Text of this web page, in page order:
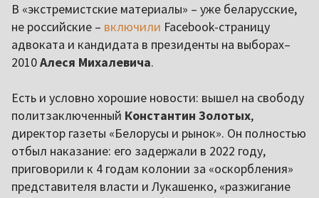
В «экстремистские материалы» – уже беларусские,
не российские – включили Facebook-страницу
адвоката и кандидата в президенты на выборах–
2010Алеся Михалевича.
Есть и условно хорошие новости: вышел на свободу
политзаключенный Константин Золотых,
директор газеты «Белорусы и рынок». Он полностью
отбыл наказание: его задержали в 2022 году,
приговорили к 4 годам колонии за «оскорбления»
представителя власти и Лукашенко, «разжигание